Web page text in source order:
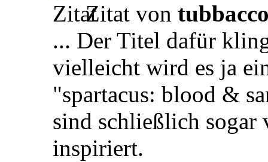
Zitat von
... Der Titel dafür
vielleicht wird es ja
"spartacus: blood &
sind schließlich sogar
inspiriert.